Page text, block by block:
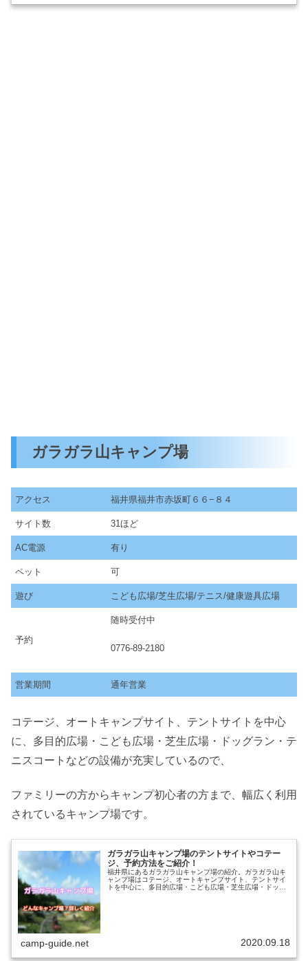
ガラガラ山キャンプ場
アクセス 福井県福井市赤坂町６６−８４
サイト数 31ほど
AC電源 有り
ペット 可
遊び こども広場/芝生広場/テニス/健康遊具広場
予約
随時受付中
0776-89-2180
営業期間 通年営業
コテージ、オートキャンプサイト、テントサイトを中心
に、多目的広場・こども広場・芝生広場・ドッグラン・テ
ニスコートなどの設備が充実しているので、
ファミリーの方からキャンプ初心者の方まで、幅広く利用
されているキャンプ場です。
ガラガラ山キャンプ場のテントサイトやコテー
ジ、予約方法をご紹介！
福井県にあるガラガラ山キャンプ場の紹介。ガラガラ山キ
ャンプ場はコテージ、オートキャンプサイト、テントサイ
トを中心に、多目的広場・こども広場・芝生広場・ドッグ
camp-guide.net 2020.09.18